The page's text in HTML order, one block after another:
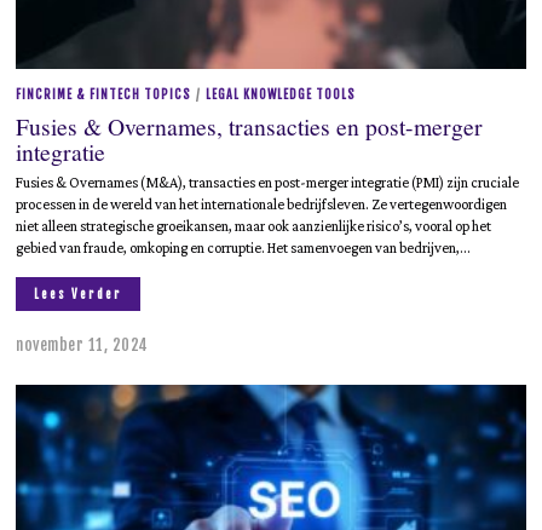
FINCRIME & FINTECH TOPICS / LEGAL KNOWLEDGE TOOLS
Fusies & Overnames, transacties en post-merger
integratie
Fusies & Overnames (M&A), transacties en post-merger integratie (PMI) zijn cruciale
processen in de wereld van het internationale bedrijfsleven. Ze vertegenwoordigen
niet alleen strategische groeikansen, maar ook aanzienlijke risico’s, vooral op het
gebied van fraude, omkoping en corruptie. Het samenvoegen van bedrijven,…
Lees Verder
november 11, 2024
i
1
9
0
2